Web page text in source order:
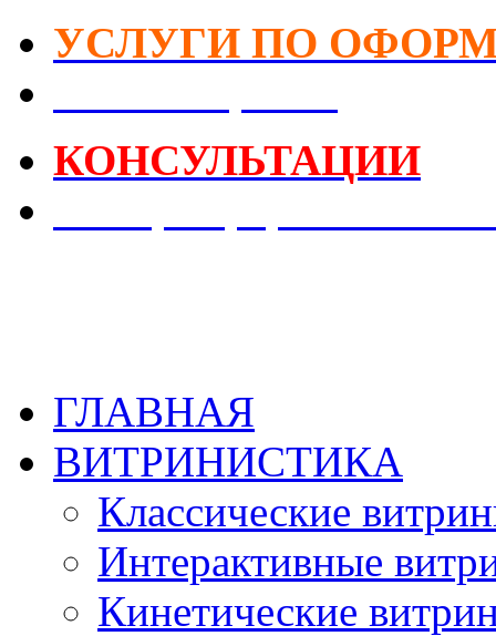
УСЛУГИ ПО
КОНСУЛЬТАЦИИ
ГЛАВНАЯ
ВИТРИНИСТИКА
Классические
Интерактивные
Кинетические